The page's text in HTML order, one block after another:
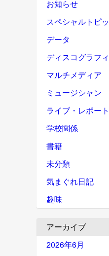
お知らせ
スペシャルトピ
データ
ディスコグラフィ
マルチメディア
ミュージシャン
ライブ・レポート
学校関係
書籍
未分類
気まぐれ日記
趣味
アーカイブ
2026年6月